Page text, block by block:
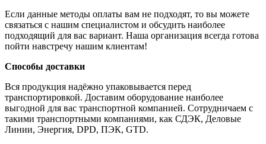
Если данные методы оплаты вам не подходят, то вы можете
связаться с нашим специалистом и обсудить наиболее
подходящий для вас вариант. Наша организация всегда готова
пойти навстречу нашим клиентам!
Способы доставки
Вся продукция надёжно упаковывается перед
транспортировкой. Доставим оборудование наиболее
выгодной для вас транспортной компанией. Сотрудничаем с
такими транспортными компаниями, как СДЭК, Деловые
Линии, Энергия, DPD, ПЭК, GTD.